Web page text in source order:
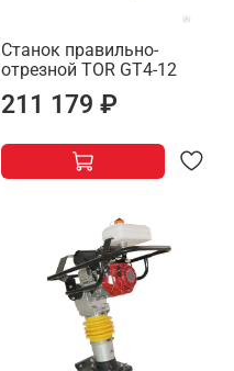
Станок правильно-
отрезной TOR GT4-12
211 179 ₽